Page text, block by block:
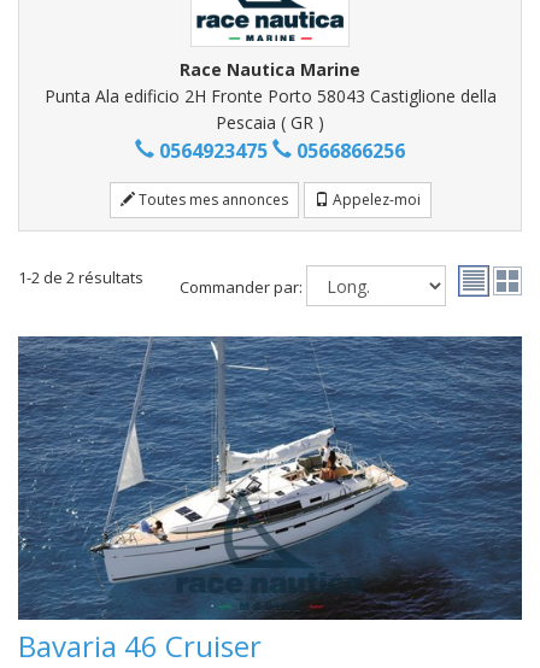
Race Nautica Marine
Punta Ala edificio 2H Fronte Porto 58043 Castiglione della
Pescaia ( GR )
0564923475 0566866256
Toutes mes annonces Appelez-moi
1-2 de 2 résultats Commander par:
Bavaria 46 Cruiser